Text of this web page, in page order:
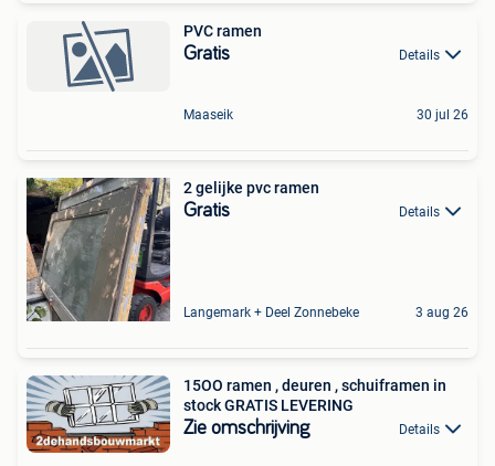
PVC ramen
Gratis Details
Maaseik 30 jul 26
2 gelijke pvc ramen
Gratis Details
Langemark + Deel Zonnebeke 3 aug 26
15OO ramen , deuren , schuiframen in
stock GRATIS LEVERING
Zie omschrijving Details